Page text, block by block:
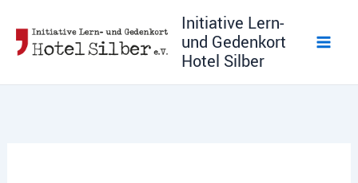
Inhalt
springen
Initiative Lern-
und Gedenkort
Hotel Silber